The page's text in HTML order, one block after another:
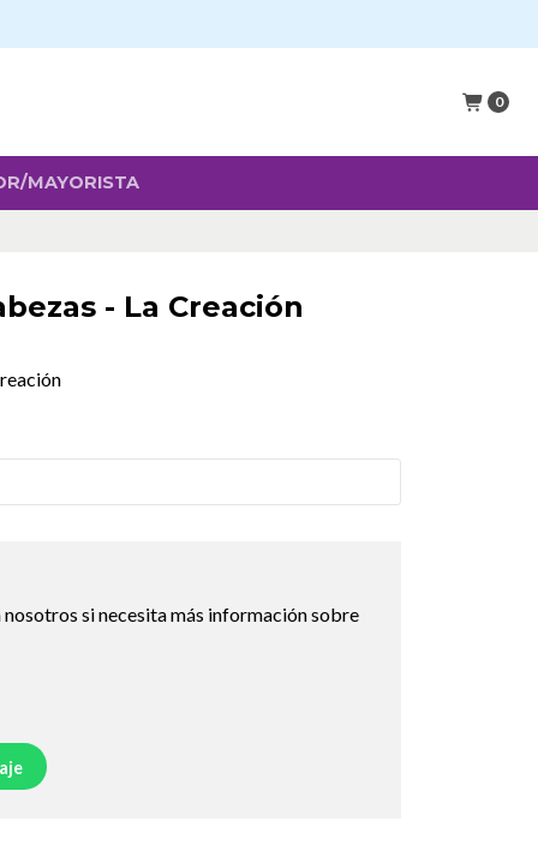
0
MAYORISTA
- La Creación
si necesita más información sobre